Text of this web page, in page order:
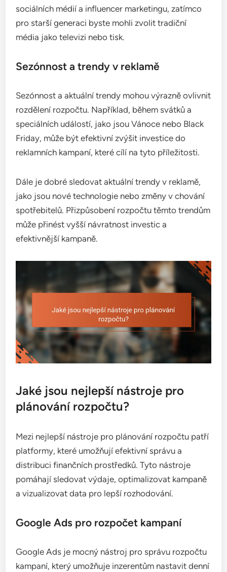
sociálních médií a influencer marketingu, zatímco
pro starší generaci byste mohli zvolit tradiční
média jako televizi nebo tisk.
Sezónnost a trendy v reklamě
Sezónnost a aktuální trendy mohou výrazně ovlivnit
rozdělení rozpočtu. Například, během svátků a
speciálních událostí, jako jsou Vánoce nebo Black
Friday, může být efektivní zvýšit investice do
reklamních kampaní, které cílí na tyto příležitosti.
Dále je dobré sledovat aktuální trendy v reklamě,
jako jsou nové technologie nebo změny v chování
spotřebitelů. Přizpůsobení rozpočtu těmto trendům
může přinést vyšší návratnost investic a
efektivnější kampaně.
Jaké jsou nejlepší nástroje pro
plánování rozpočtu?
Mezi nejlepší nástroje pro plánování rozpočtu patří
platformy, které umožňují efektivní správu a
distribuci finančních prostředků. Tyto nástroje
pomáhají sledovat výdaje, optimalizovat kampaně
a vizualizovat data pro lepší rozhodování.
Google Ads pro rozpočet kampaní
Google Ads je mocný nástroj pro správu rozpočtu
kampaní, který umožňuje inzerentům nastavit denní